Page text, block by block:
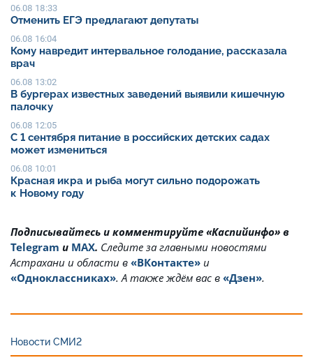
06.08 18:33
Отменить ЕГЭ предлагают депутаты
06.08 16:04
Кому навредит интервальное голодание, рассказала
врач
06.08 13:02
В бургерах известных заведений выявили кишечную
палочку
06.08 12:05
С 1 сентября питание в российских детских садах
может измениться
06.08 10:01
Красная икра и рыба могут сильно подорожать
к Новому году
Подписывайтесь и комментируйте «Каспийинфо» в
Telegram и MAX. Cледите за главными новостями
Астрахани и области в «ВКонтакте» и
«Одноклассниках». А также ждём вас в «Дзен».
Новости СМИ2